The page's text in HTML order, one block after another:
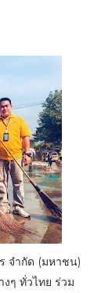
จำกัด (มหาชน)
ๆ ทั่วไทย ร่วม